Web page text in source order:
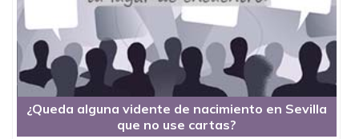
¿Queda alguna vidente de nacimiento en Sevilla
que no use cartas?